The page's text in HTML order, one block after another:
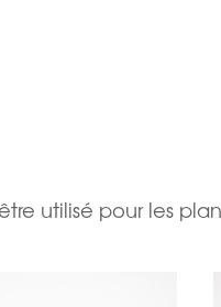
utilisé pour les